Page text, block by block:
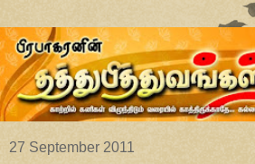
27 September 2011